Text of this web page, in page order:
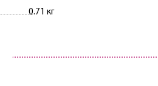
0.71 кг